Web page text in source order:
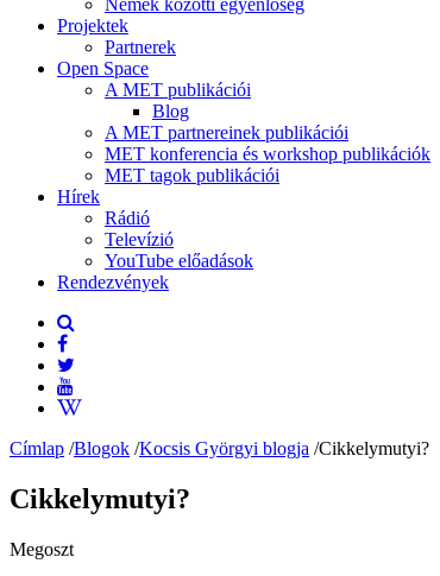
Nemek közötti egyenlőség
Projektek
Partnerek
Open Space
A MET publikációi
Blog
A MET partnereinek publikációi
MET konferencia és workshop publikációk
MET tagok publikációi
Hírek
Rádió
Televízió
YouTube előadások
Rendezvények
Címlap /Blogok /Kocsis Györgyi blogja /Cikkelymutyi?
Cikkelymutyi?
Megoszt